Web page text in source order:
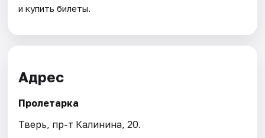
и купить билеты.
Адрес
Пролетарка
Тверь, пр-т Калинина, 20.